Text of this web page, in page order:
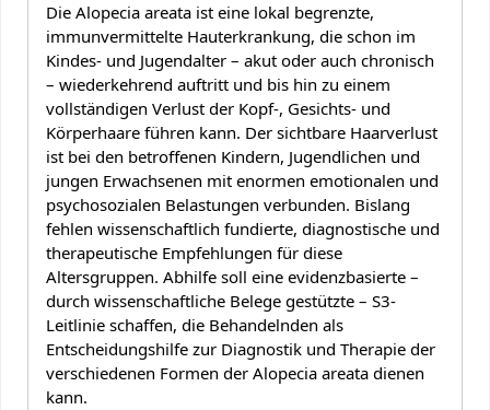
Die Alopecia areata ist eine lokal begrenzte,
immunvermittelte Hauterkrankung, die schon im
Kindes- und Jugendalter – akut oder auch chronisch
– wiederkehrend auftritt und bis hin zu einem
vollständigen Verlust der Kopf-, Gesichts- und
Körperhaare führen kann. Der sichtbare Haarverlust
ist bei den betroffenen Kindern, Jugendlichen und
jungen Erwachsenen mit enormen emotionalen und
psychosozialen Belastungen verbunden. Bislang
fehlen wissenschaftlich fundierte, diagnostische und
therapeutische Empfehlungen für diese
Altersgruppen. Abhilfe soll eine evidenzbasierte –
durch wissenschaftliche Belege gestützte – S3-
Leitlinie schaffen, die Behandelnden als
Entscheidungshilfe zur Diagnostik und Therapie der
verschiedenen Formen der Alopecia areata dienen
kann.